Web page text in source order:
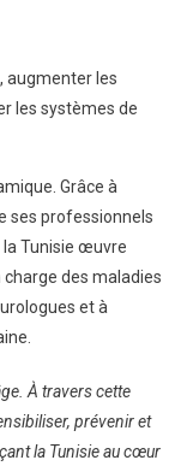
augmenter les
les systèmes de
Grâce à
ses professionnels
la Tunisie œuvre
des maladies
et à
À travers cette
prévenir et
la Tunisie au cœur